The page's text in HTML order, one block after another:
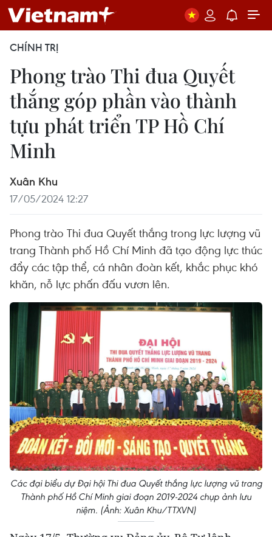
CHÍNH TRỊ
Phong trào Thi đua Quyết
thắng góp phần vào thành
tựu phát triển TP Hồ Chí
Minh
Xuân Khu
17/05/2024 12:27
Phong trào Thi đua Quyết thắng trong lực lượng vũ
trang Thành phố Hồ Chí Minh đã tạo động lực thúc
đẩy các tập thể, cá nhân đoàn kết, khắc phục khó
khăn, nỗ lực phấn đấu vươn lên.
Các đại biểu dự Đại hội Thi đua Quyết thắng lực lượng vũ trang
Thành phố Hồ Chí Minh giai đoạn 2019-2024 chụp ảnh lưu
niệm. (Ảnh: Xuân Khu/TTXVN)